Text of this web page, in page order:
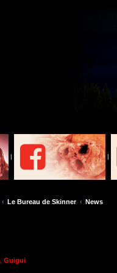
| |
Le Bureau de Skinner News
Guigui